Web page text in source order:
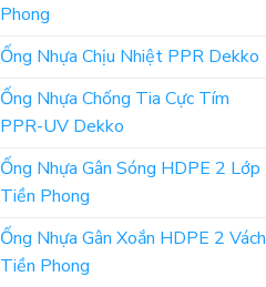
Phong
Ống Nhựa Chịu Nhiệt PPR Dekko
Ống Nhựa Chống Tia Cực Tím
PPR-UV Dekko
Ống Nhựa Gân Sóng HDPE 2 Lớp
Tiền Phong
Ống Nhựa Gân Xoắn HDPE 2 Vách
Tiền Phong